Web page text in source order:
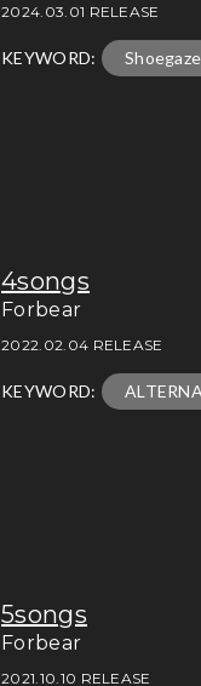
2024.03.01 RELEASE
KEYWORD:
4songs
Forbear
2022.02.04 RELEASE
KEYWORD:
5songs
Forbear
2021.10.10 RELEASE